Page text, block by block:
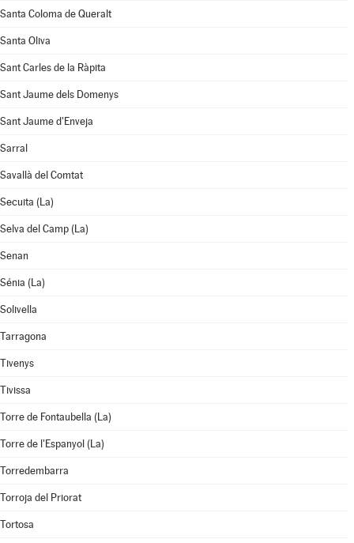
Santa Coloma de Queralt
Santa Oliva
Sant Carles de la Ràpita
Sant Jaume dels Domenys
Sant Jaume d'Enveja
Sarral
Savallà del Comtat
Secuita (La)
Selva del Camp (La)
Senan
Sénia (La)
Solivella
Tarragona
Tivenys
Tivissa
Torre de Fontaubella (La)
Torre de l'Espanyol (La)
Torredembarra
Torroja del Priorat
Tortosa